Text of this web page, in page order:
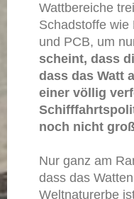
Wattbereiche
Schadstoffe wie
und PCB, um
scheint, dass
dass das Watt
einer völlig
noch nicht
Nur ganz am
dass das
Weltnaturerbe